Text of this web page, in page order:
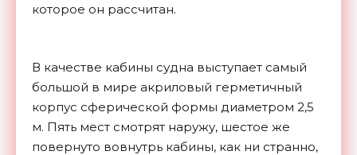
которое он рассчитан.
В качестве кабины судна выступает самый
большой в мире акриловый герметичный
корпус сферической формы диаметром 2,5
м. Пять мест смотрят наружу, шестое же
повернуто вовнутрь кабины, как ни странно,